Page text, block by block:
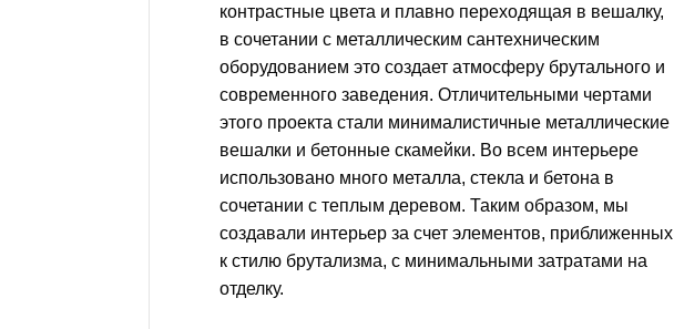
контрастные цвета и плавно переходящая в вешалку,
в сочетании с металлическим сантехническим
оборудованием это создает атмосферу брутального и
современного заведения. Отличительными чертами
этого проекта стали минималистичные металлические
вешалки и бетонные скамейки. Во всем интерьере
использовано много металла, стекла и бетона в
сочетании с теплым деревом. Таким образом, мы
создавали интерьер за счет элементов, приближенных
к стилю брутализма, с минимальными затратами на
отделку.